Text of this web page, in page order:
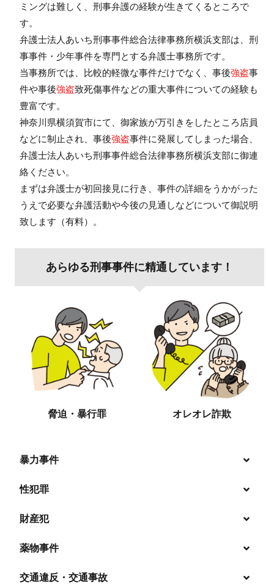
ミングは難しく、刑事弁護の経験が生きてくるところで
す。
弁護士法人あいち刑事事件総合法律事務所横浜支部は、刑
事事件・少年事件を専門とする弁護士事務所です。
当事務所では、比較的軽微な事件だけでなく、事後強盗事
件や事後強盗致死傷事件などの重大事件についての経験も
豊富です。
神奈川県横須賀市にて、御家族が万引きをしたところ店員
などに制止され、事後強盗事件に発展してしまった場合、
弁護士法人あいち刑事事件総合法律事務所横浜支部に御連
絡ください。
まずは弁護士が初回接見に行き、事件の詳細をうかがった
うえで必要な弁護活動や今後の見通しなどについて御説明
致します（有料）。
あらゆる刑事事件に精通しています！
脅迫・暴行罪 オレオレ詐欺
暴力事件
性犯罪
盗撮・のぞき
財産犯
薬物事件
交通違反・交通事故